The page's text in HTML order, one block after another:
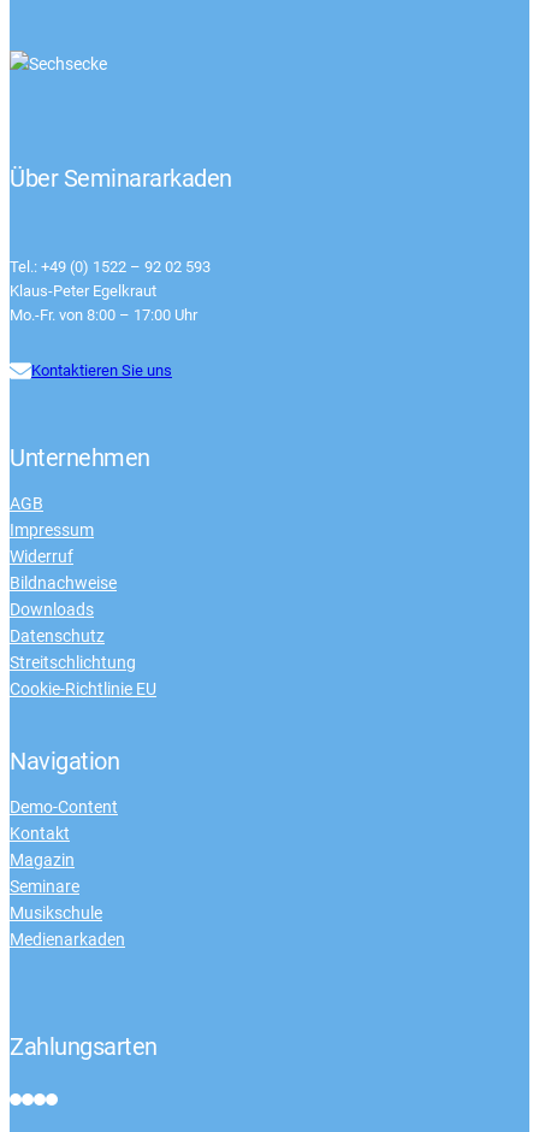
Über Seminararkaden
Tel.: +49 (0) 1522 – 92 02 593
Klaus-Peter Egelkraut
Mo.-Fr. von 8:00 – 17:00 Uhr
Kontaktieren Sie uns
Unternehmen
AGB
Impressum
Widerruf
Bildnachweise
Downloads
Datenschutz
Streitschlichtung
Cookie-Richtlinie EU
Navigation
Demo-Content
Kontakt
Magazin
Seminare
Musikschule
Medienarkaden
Zahlungsarten